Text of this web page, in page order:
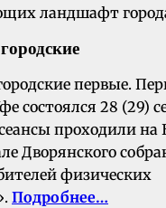
ландшафт
первые.
состоялся 28 (29)
проходили на
Дворянского
физических
Подробнее…